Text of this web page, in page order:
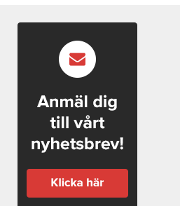
- Nät och droppnät av nylon
- Rören löper i varandra och låser
- Nätet fästes i svetsade stålöglor
- Monteras av användaren